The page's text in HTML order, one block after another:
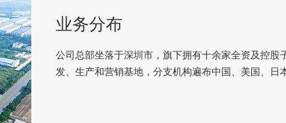
业务分布
公司总部坐落于深圳市，旗下拥有十余家全资及控
发、生产和营销基地，分支机构遍布中国、美国、日